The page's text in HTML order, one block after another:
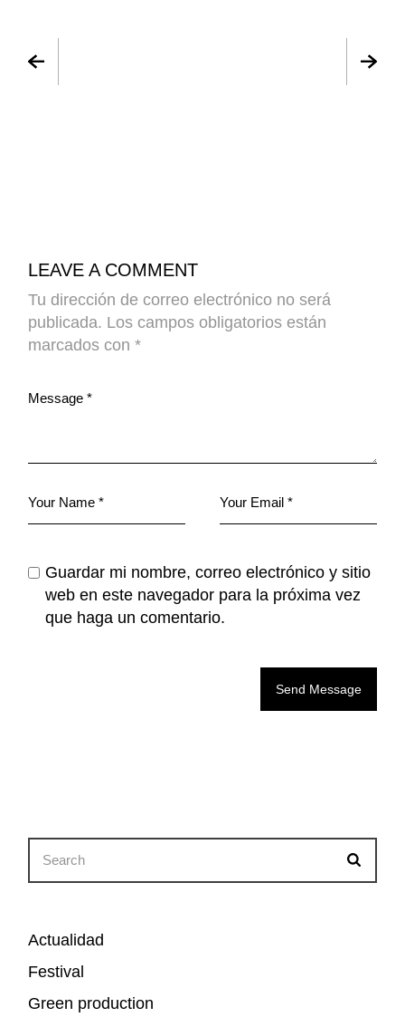
LEAVE A COMMENT
Tu dirección de correo electrónico no será
publicada. Los campos obligatorios están
marcados con*
Guardar mi nombre, correo electrónico y sitio
web en este navegador para la próxima vez
que haga un comentario.
Send Message
Search
for:
Actualidad
Festival
Green production